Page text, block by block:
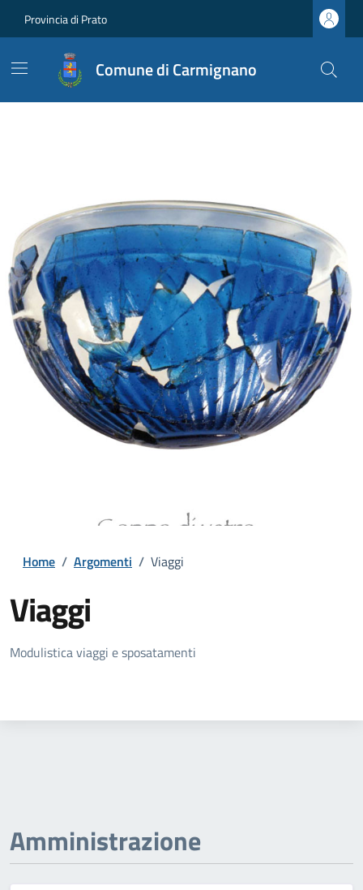
Provincia di Prato
Comune di Carmignano
Home / Argomenti / Viaggi
Viaggi
Dettagli della notizia
Modulistica viaggi e sposatamenti
Amministrazione